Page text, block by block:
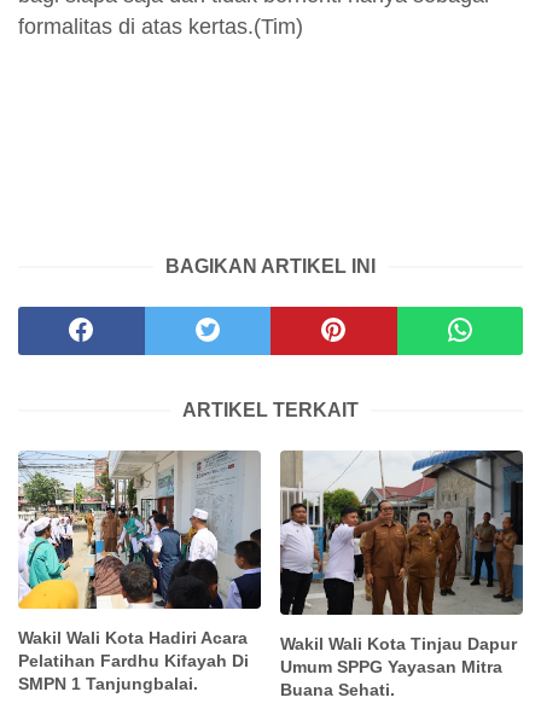
formalitas di atas kertas.(Tim)
BAGIKAN ARTIKEL INI
ARTIKEL TERKAIT
Wakil Wali Kota Hadiri Acara
Pelatihan Fardhu Kifayah Di
SMPN 1 Tanjungbalai.
Wakil Wali Kota Tinjau Dapur
Umum SPPG Yayasan Mitra
Buana Sehati.